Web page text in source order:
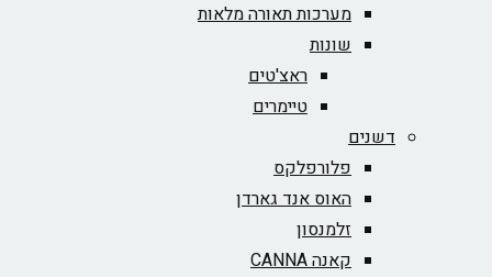
מערכות תאורה מלאות
ראצ'טים
טיימרים
דשנים
פלורפלקס
האוס אנד גארדן
זלמנסון